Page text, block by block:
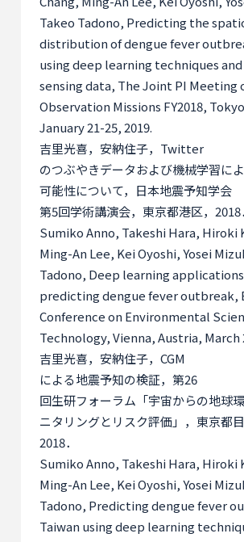
Takeo Tadono, Predicting the
distribution of dengue fever
using deep learning techniques
sensing data, The Joint PI Meeting
Observation Missions FY2018,
January 21-25, 2019.
吉里光喜，安納住子， Twitter
のつぶやきデータおよび機械学習に
可能性について，日本地震予知学会
第5回学術講演会，東京都港区， 2018．
Sumiko Anno, Takeshi Hara, Hiroki
Ming-An Lee, Kei Oyoshi, Yosei
Tadono, Deep learning
predicting dengue fever outbreak,
Conference on Environmental
Technology, Vienna, Austria, March
吉里光喜，安納住子， CGM
による地震予知の検証，第26
回生研フォーラム「宇宙からの地球
ニタリングとリスク評価」，東京都目
2018．
Sumiko Anno, Takeshi Hara, Hiroki
Ming-An Lee, Kei Oyoshi, Yosei
Tadono, Predicting dengue fever
Taiwan using deep learning